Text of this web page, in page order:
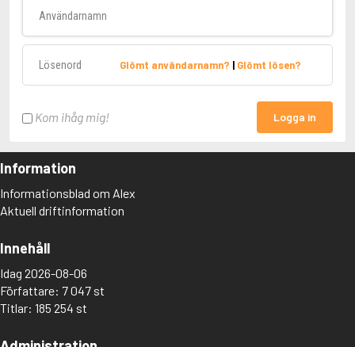
Glömt användarnamn? | Glömt lösen?
Kom ihåg mig! Logga in
Information
Informationsblad om Alex
Aktuell driftinformation
Innehåll
Idag 2026-08-06
Författare: 7 047 st
Titlar: 185 254 st